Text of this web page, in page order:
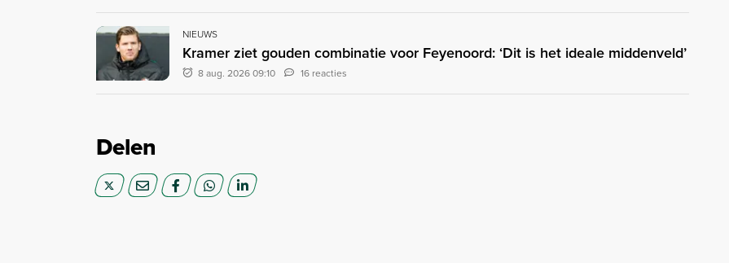
NIEUWS
Kramer ziet gouden combinatie voor Feyenoord: ‘Dit is het ideale middenveld’
8 aug. 2026 09:10 16 reacties
Delen